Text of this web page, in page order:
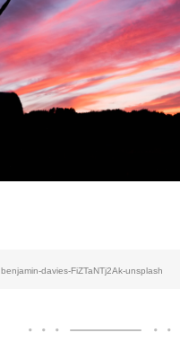
benjamin-davies-FiZTaNTj2Ak-unsplash